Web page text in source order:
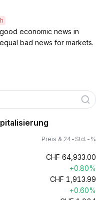
economic news in
bad news for markets.
Preis & 24-Std.-%
CHF 64,933.00
+0.80%
CHF 1,913.99
+0.60%